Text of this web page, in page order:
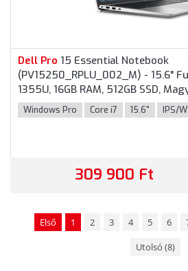
Dell Pro 15 Essential Notebook
(PV15250_RPLU_002_M) - 15.6"
1355U, 16GB RAM, 512GB SSD,
Windows 11Professional, 3 év
színben
Windows Pro Core i7 15.6" IPS/
309 900 Ft
Első 1 2 3 4 5 6
Utolsó (8)